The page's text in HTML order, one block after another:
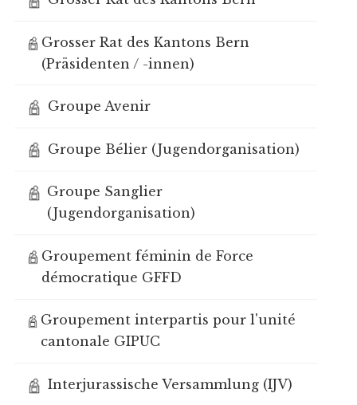
Grosser Rat des Kantons Bern
(Präsidenten / -innen)
Groupe Avenir
Groupe Bélier (Jugendorganisation)
Groupe Sanglier
(Jugendorganisation)
Groupement féminin de Force
démocratique GFFD
Groupement interpartis pour l'unité
cantonale GIPUC
Interjurassische Versammlung (IJV)